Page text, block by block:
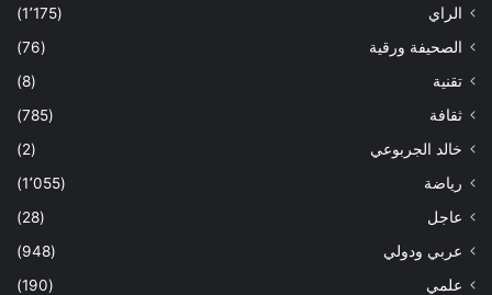
الراي
(1٬175)
الصحيفة ورقية
(76)
تقنية
(8)
ثقافة
(785)
خالد الجربوعي
(2)
رياضة
(1٬055)
عاجل
(28)
عربي ودولي
(948)
علمي
(190)